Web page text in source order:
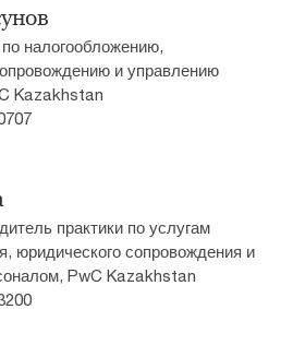
налогообложению,
и управлению
Kazakhstan
практики по услугам
юридического сопровождения и
PwC Kazakhstan